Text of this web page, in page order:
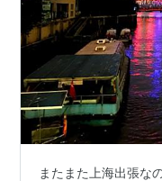
またまた上海出張な